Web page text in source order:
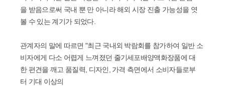
을 받음으로써 국내 뿐 만 아니라 해외 시장 진출 가능성을 엿
볼 수 있는 계기가 되었다.
관계자의 말에 따르면 "최근 국내외 박람회를 참가하여 일반 소
비자에게 다소 어렵게 느껴졌던 줄기세포배양액화장품에 대
한 편견을 깨고 품질력, 디자인, 가격 측면에서 소비자들로부
터 기대 이상의